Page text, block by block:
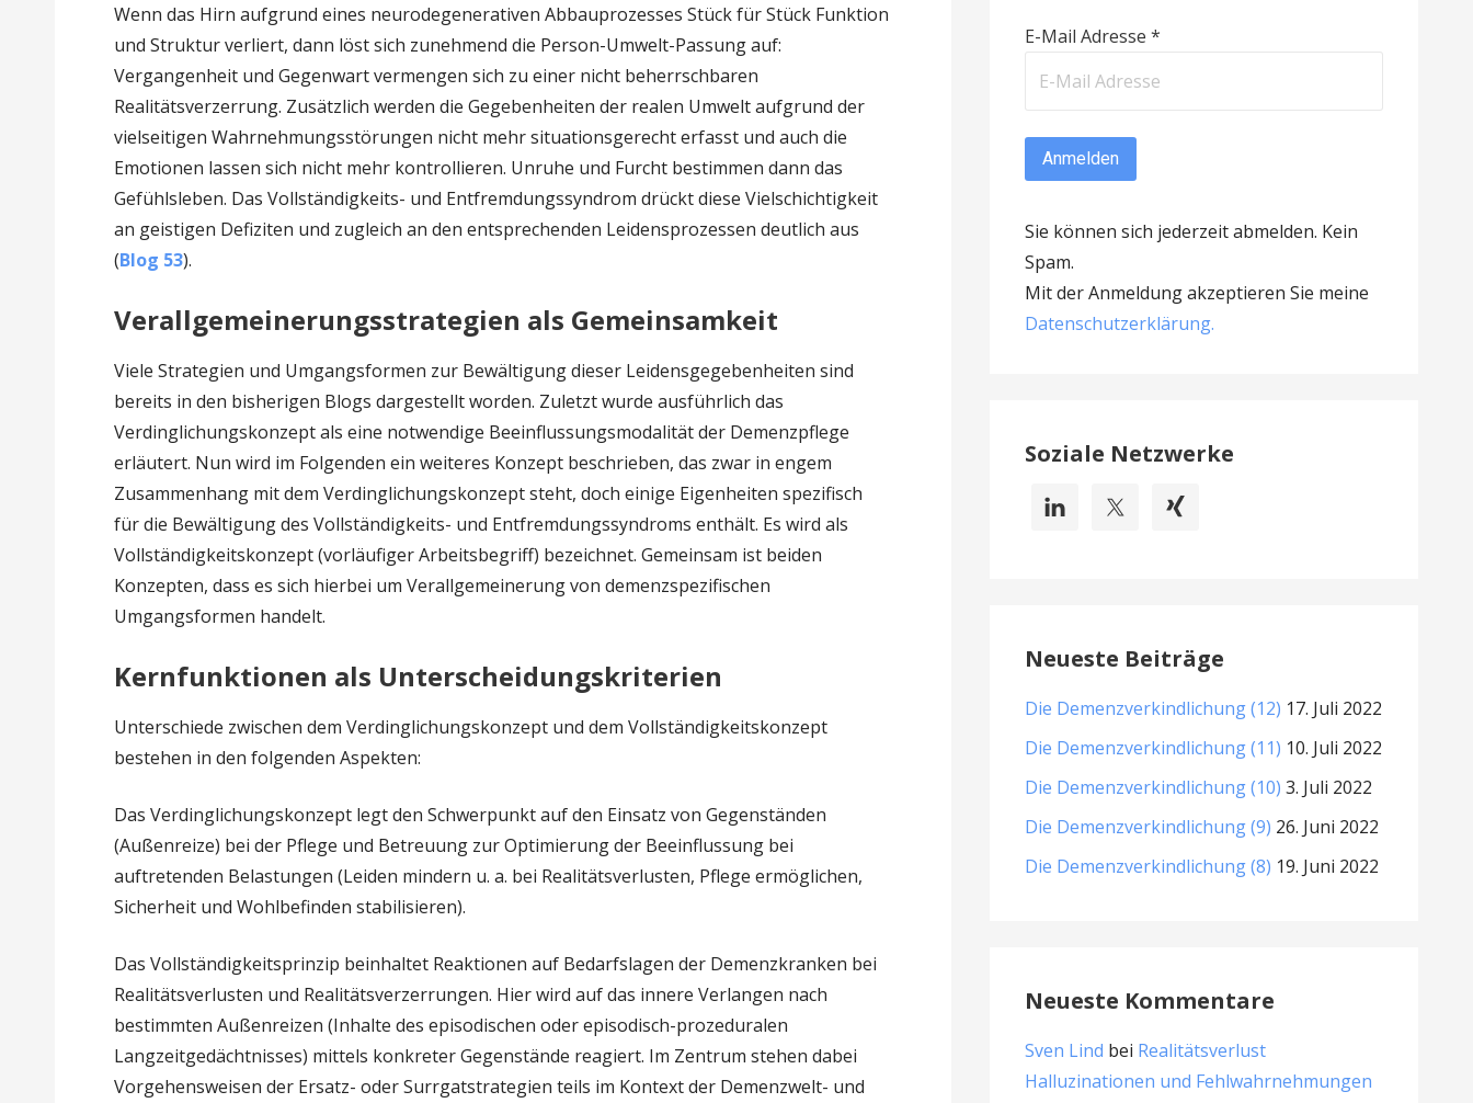
Wenn das Hirn aufgrund eines neurodegenerativen Abbauprozesses Stück für Stück Funktion
und Struktur verliert, dann löst sich zunehmend die Person-Umwelt-Passung auf:
Vergangenheit und Gegenwart vermengen sich zu einer nicht beherrschbaren
Realitätsverzerrung. Zusätzlich werden die Gegebenheiten der realen Umwelt aufgrund der
vielseitigen Wahrnehmungsstörungen nicht mehr situationsgerecht erfasst und auch die
Emotionen lassen sich nicht mehr kontrollieren. Unruhe und Furcht bestimmen dann das
Gefühlsleben. Das Vollständigkeits- und Entfremdungssyndrom drückt diese Vielschichtigkeit
an geistigen Defiziten und zugleich an den entsprechenden Leidensprozessen deutlich aus
(Blog 53).
Verallgemeinerungsstrategien als Gemeinsamkeit
Viele Strategien und Umgangsformen zur Bewältigung dieser Leidensgegebenheiten sind
bereits in den bisherigen Blogs dargestellt worden. Zuletzt wurde ausführlich das
Verdinglichungskonzept als eine notwendige Beeinflussungsmodalität der Demenzpflege
erläutert. Nun wird im Folgenden ein weiteres Konzept beschrieben, das zwar in engem
Zusammenhang mit dem Verdinglichungskonzept steht, doch einige Eigenheiten spezifisch
für die Bewältigung des Vollständigkeits- und Entfremdungssyndroms enthält. Es wird als
Vollständigkeitskonzept (vorläufiger Arbeitsbegriff) bezeichnet. Gemeinsam ist beiden
Konzepten, dass es sich hierbei um Verallgemeinerung von demenzspezifischen
Umgangsformen handelt.
Kernfunktionen als Unterscheidungskriterien
Unterschiede zwischen dem Verdinglichungskonzept und dem Vollständigkeitskonzept
bestehen in den folgenden Aspekten:
Das Verdinglichungskonzept legt den Schwerpunkt auf den Einsatz von Gegenständen
(Außenreize) bei der Pflege und Betreuung zur Optimierung der Beeinflussung bei
auftretenden Belastungen (Leiden mindern u. a. bei Realitätsverlusten, Pflege ermöglichen,
Sicherheit und Wohlbefinden stabilisieren).
Das Vollständigkeitsprinzip beinhaltet Reaktionen auf Bedarfslagen der Demenzkranken bei
Realitätsverlusten und Realitätsverzerrungen. Hier wird auf das innere Verlangen nach
bestimmten Außenreizen (Inhalte des episodischen oder episodisch-prozeduralen
Langzeitgedächtnisses) mittels konkreter Gegenstände reagiert. Im Zentrum stehen dabei
Vorgehensweisen der Ersatz- oder Surrgatstrategien teils im Kontext der Demenzwelt- und
E-Mail Adresse *
Sie können sich jederzeit abmelden. Kein
Spam.
Mit der Anmeldung akzeptieren Sie meine
Datenschutzerklärung.
Soziale Netzwerke
Neueste Beiträge
Die Demenzverkindlichung (12) 17. Juli 2022
Die Demenzverkindlichung (11) 10. Juli 2022
Die Demenzverkindlichung (10) 3. Juli 2022
Die Demenzverkindlichung (9) 26. Juni 2022
Die Demenzverkindlichung (8) 19. Juni 2022
Neueste Kommentare
Sven Lind bei Realitätsverlust
Halluzinationen und Fehlwahrnehmungen